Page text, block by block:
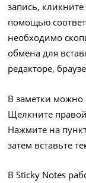
запись,
помощью
необходимо
обмена для
редакторе,
В заметки можно
Щелкните
Нажмите на
затем вставьте
В Sticky Notes